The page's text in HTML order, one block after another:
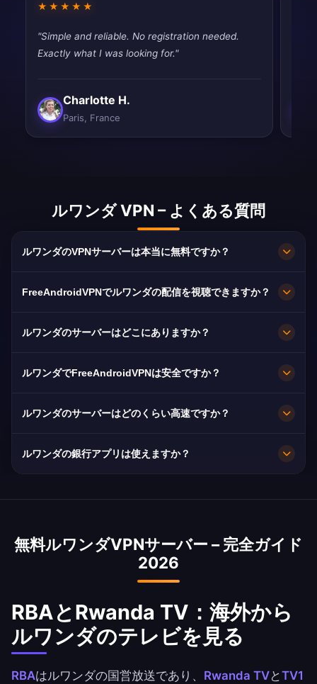
★★★★★
"Simple and reliable. No registration needed.
Exactly what I was looking for."
Charlotte H.
Paris, France
ルワンダ VPN – よくある質問
ルワンダのVPNサーバーは本当に無料ですか？
ドも登録も不要、帯域無制限で利用できます。
FreeAndroidVPNでルワンダの配信を視聴できますか？
されており、通常は途切れなくHDで視聴できま
ルワンダのサーバーはどこにありますか？
Kigaliです。全ノードが10Gbpsで稼働し、障害時
は最寄りの利用可能なサーバーへ自動的に切り替
ルワンダでFreeAndroidVPNは安全ですか？
はい。AES-256暗号化と厳格なノーログ方針によ
り、閲覧内容は非公開のままです。
ルワンダのサーバーはどのくらい高速ですか？
の平均速度は25 Mbpsで、HD配信に十分です。
ルワンダの銀行アプリは使えますか？
MTN MoMoはルワンダのIPアドレスで利用でき
無料ルワンダVPNサーバー – 完全ガイド
2026
RBAとRwanda TV：海外から
ルワンダのテレビを見る
RBAはルワンダの国営放送であり、 Rwanda TVとTV1